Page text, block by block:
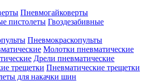
Пневмогайковерты
Гвоздезабивные
Пневмокраскопульты
Молотки пневматические
Дрели пневматические
Пневматические трещетки